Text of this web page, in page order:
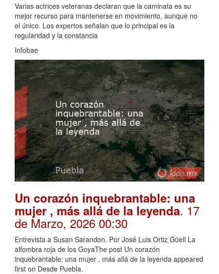
Varias actrices veteranas declaran que la caminata es su
mejor recurso para mantenerse en movimiento, aunque no
el único. Los expertos señalan que lo principal es la
regularidad y la constancia
Infobae
Un corazón inquebrantable: una
mujer , más allá de la leyenda. 17
de Marzo, 2026 00:30
Entrevista a Susan Sarandon. Por José Luis Ortiz Güell La
alfombra roja de los GoyaThe post Un corazón
inquebrantable: una mujer , más allá de la leyenda appeared
first on Desde Puebla.